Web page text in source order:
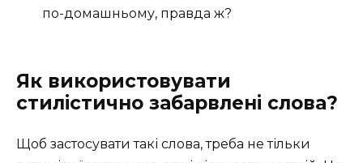
по-домашньому, правда ж?
Як використовувати
стилістично забарвлені слова?
Щоб застосувати такі слова, треба не тільки